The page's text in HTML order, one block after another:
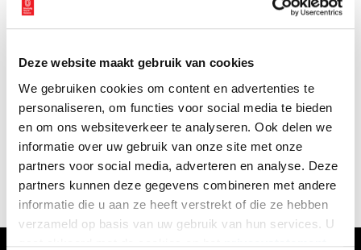
Deze website maakt gebruik van cookies
We gebruiken cookies om content en advertenties te
personaliseren, om functies voor social media te bieden
en om ons websiteverkeer te analyseren. Ook delen we
informatie over uw gebruik van onze site met onze
partners voor social media, adverteren en analyse. Deze
partners kunnen deze gegevens combineren met andere
informatie die u aan ze heeft verstrekt of die ze hebben
verzameld op basis van uw gebruik van hun services. U
Als in 1967 Huizen wordt aangewezen als groeikern door het
Rijk, gaat de grootschalige transformatie van het Gooise
vissersdorp echt van start. In ruim twintig jaar zou Huizen
meer dan verdubbelen in inwonertal. In de nieuwe expositie
Huizen Groeit! staat dit belangrijke verhaal centraal.
2 min